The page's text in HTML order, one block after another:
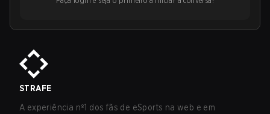
STRAFE
A experiência nº1 dos fãs de eSports na web e em